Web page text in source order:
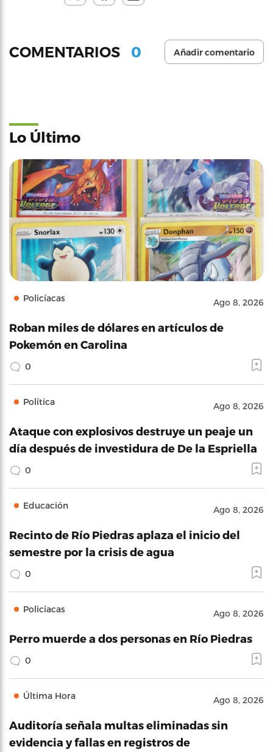
COMENTARIOS 0 Añadir comentario
Lo Último
Policíacas Ago 8, 2026
Roban miles de dólares en artículos de
Pokemón en Carolina
0
Política Ago 8, 2026
Ataque con explosivos destruye un peaje un
día después de investidura de De la Espriella
0
Educación Ago 8, 2026
Recinto de Río Piedras aplaza el inicio del
semestre por la crisis de agua
0
Policíacas Ago 8, 2026
Perro muerde a dos personas en Río Piedras
0
Última Hora Ago 8, 2026
Auditoría señala multas eliminadas sin
evidencia y fallas en registros de